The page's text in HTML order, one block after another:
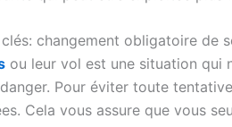
changement obligatoire de
ou leur vol est une situation qui
Pour éviter toute
Cela vous assure que vous